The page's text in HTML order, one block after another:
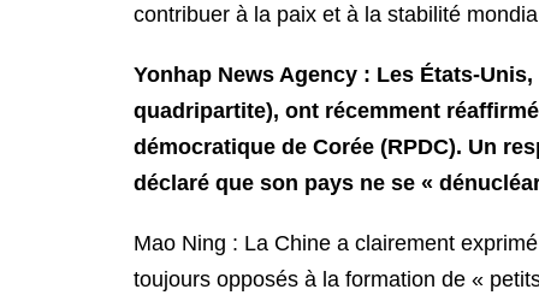
contribuer à la paix et à la stabilité
Yonhap News Agency : Les États-
quadripartite), ont récemment
démocratique de Corée (RPDC). Un
déclaré que son pays ne se «
Mao Ning : La Chine a clairement
toujours opposés à la formation de «